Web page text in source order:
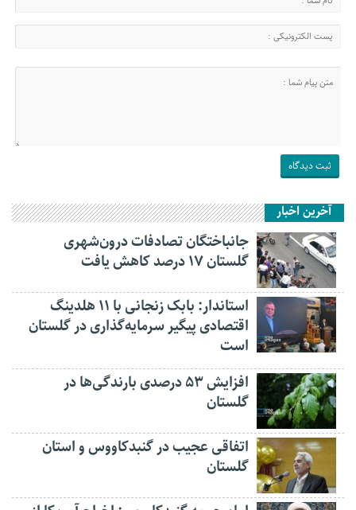
آخرین اخبار
جانباختگان تصادفات درون‌شهری
گلستان ۱۷ درصد کاهش یافت
استاندار: بابک زنجانی با ۱۱ هلدینگ
اقتصادی پیگیر سرمایه‌گذاری در گلستان
است
افزایش ۵۳ درصدی بارندگی‌ها در
گلستان
اتفاقی عجیب در‌ گنبدکاووس و استان
گلستان